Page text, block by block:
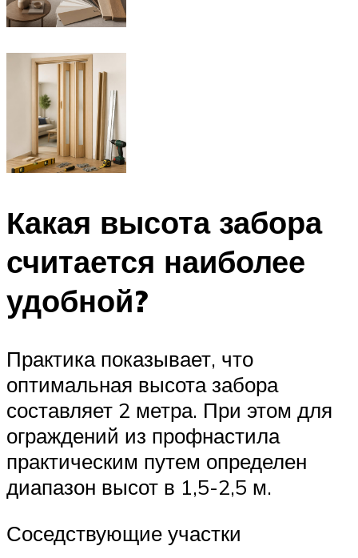
Какая высота забора
считается наиболее
удобной?
Практика показывает, что
оптимальная высота забора
составляет 2 метра. При этом для
ограждений из профнастила
практическим путем определен
диапазон высот в 1,5-2,5 м.
Соседствующие участки